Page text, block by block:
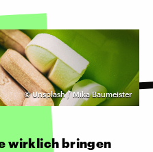
©Unsplash / Mika Baumeister
wirklich bringen